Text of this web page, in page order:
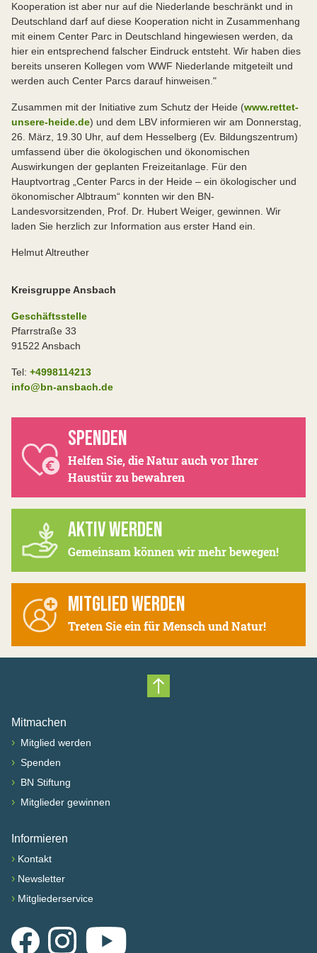
Kooperation ist aber nur auf die Niederlande beschränkt und in
Deutschland darf auf diese Kooperation nicht in Zusammenhang
mit einem Center Parc in Deutschland hingewiesen werden, da
hier ein entsprechend falscher Eindruck entsteht. Wir haben dies
bereits unseren Kollegen vom WWF Niederlande mitgeteilt und
werden auch Center Parcs darauf hinweisen."
Zusammen mit der Initiative zum Schutz der Heide (www.rettet-
unsere-heide.de) und dem LBV informieren wir am Donnerstag,
26. März, 19.30 Uhr, auf dem Hesselberg (Ev. Bildungszentrum)
umfassend über die ökologischen und ökonomischen
Auswirkungen der geplanten Freizeitanlage. Für den
Hauptvortrag „Center Parcs in der Heide – ein ökologischer und
ökonomischer Albtraum“ konnten wir den BN-
Landesvorsitzenden, Prof. Dr. Hubert Weiger, gewinnen. Wir
laden Sie herzlich zur Information aus erster Hand ein.
Helmut Altreuther
Kreisgruppe Ansbach
Geschäftsstelle
Pfarrstraße 33
91522 Ansbach
Tel: +4998114213
info@bn-ansbach.de
SPENDEN
Helfen Sie, die Natur auch vor Ihrer
Haustür zu bewahren
AKTIV WERDEN
Gemeinsam können wir mehr bewegen!
MITGLIED WERDEN
Treten Sie ein für Mensch und Natur!
Nach oben scrollen
Mitmachen
› Mitglied werden
› Spenden
› BN Stiftung
› Mitglieder gewinnen
Informieren
› Kontakt
› Newsletter
› Mitgliederservice
FacebookInstagramYouTube